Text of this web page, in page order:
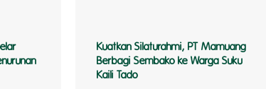
Kuatkan Silaturahmi, PT Mamuang
Berbagi Sembako ke Warga Suku
Kaili Tado